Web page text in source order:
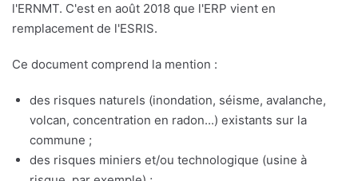
l'ERNMT. C'est en août 2018 que l'ERP vient en
remplacement de l'ESRIS.
Ce document comprend la mention :
des risques naturels (inondation, séisme, avalanche,
volcan, concentration en radon...) existants sur la
commune ;
des risques miniers et/ou technologique (usine à